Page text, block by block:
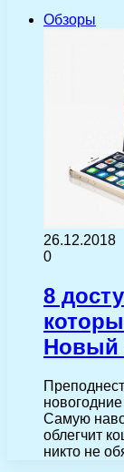
Обзоры
26.12.2018
0
8
Новый
Самую
облегчит
никто не